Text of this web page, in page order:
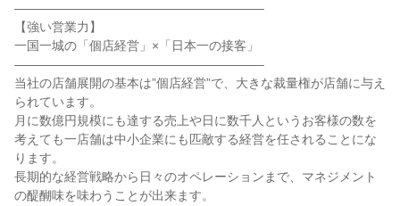
――――――――――――――――――――
【強い営業力】
一国一城の「個店経営」×「日本一の接客」
――――――――――――――――――――
当社の店舗展開の基本は”個店経営”で、大きな裁量権が店舗に与え
られています。
月に数億円規模にも達する売上や日に数千人というお客様の数を
考えても一店舗は中小企業にも匹敵する経営を任されることにな
ります。
長期的な経営戦略から日々のオペレーションまで、マネジメント
の醍醐味を味わうことが出来ます。